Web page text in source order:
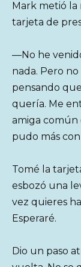
Mark metió la
tarjeta de
—No he
nada. Pero
pensando
quería. Me
amiga
pudo más
Tomé la
esbozó una
vez quieres
Esperaré.
Dio un paso